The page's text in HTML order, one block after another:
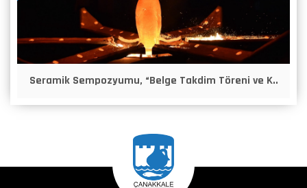
Seramik Sempozyumu, “Belge Takdim Töreni ve K..